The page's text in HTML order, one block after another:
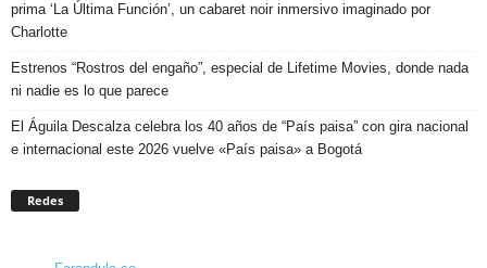
prima ‘La Última Función’, un cabaret noir inmersivo imaginado por
Charlotte
Estrenos “Rostros del engaño”, especial de Lifetime Movies, donde nada
ni nadie es lo que parece
El Águila Descalza celebra los 40 años de “País paisa” con gira nacional
e internacional este 2026 vuelve «País paisa» a Bogotá
Redes